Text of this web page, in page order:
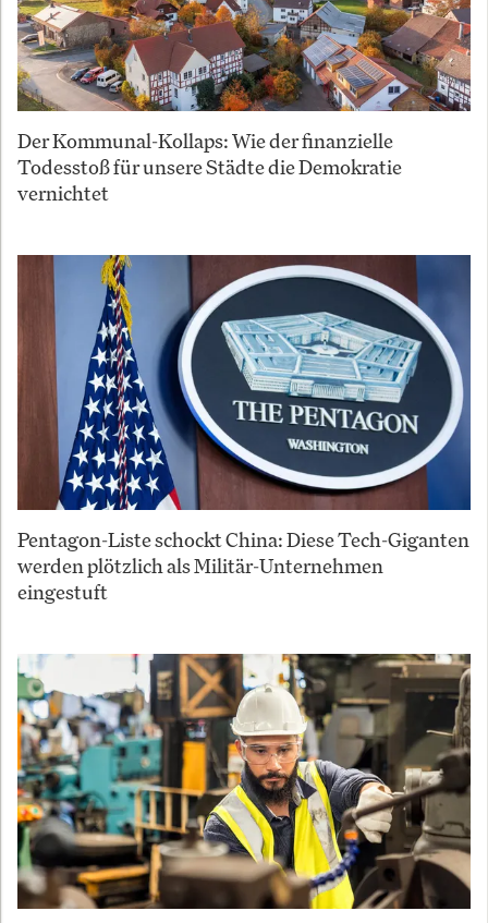
Der Kommunal-Kollaps: Wie der finanzielle
Todesstoß für unsere Städte die Demokratie
vernichtet
Pentagon-Liste schockt China: Diese Tech-Giganten
werden plötzlich als Militär-Unternehmen
eingestuft